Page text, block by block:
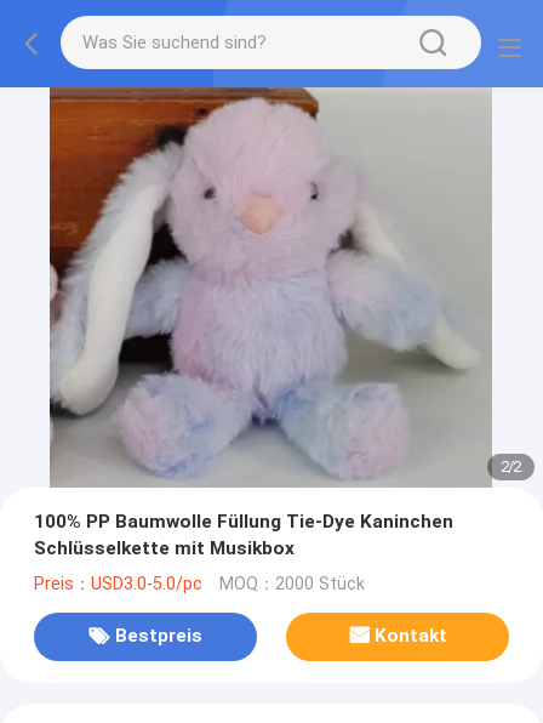
2/2
100% PP Baumwolle Füllung Tie-Dye Kaninchen
Schlüsselkette mit Musikbox
Preis：USD3.0-5.0/pc MOQ：2000 Stück
Bestpreis Kontakt